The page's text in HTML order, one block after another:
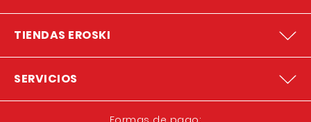
TIENDAS EROSKI
SERVICIOS